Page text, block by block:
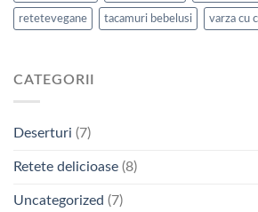
retetevegane tacamuri bebelusi varza cu
CATEGORII
Deserturi (7)
Retete delicioase (8)
Uncategorized (7)